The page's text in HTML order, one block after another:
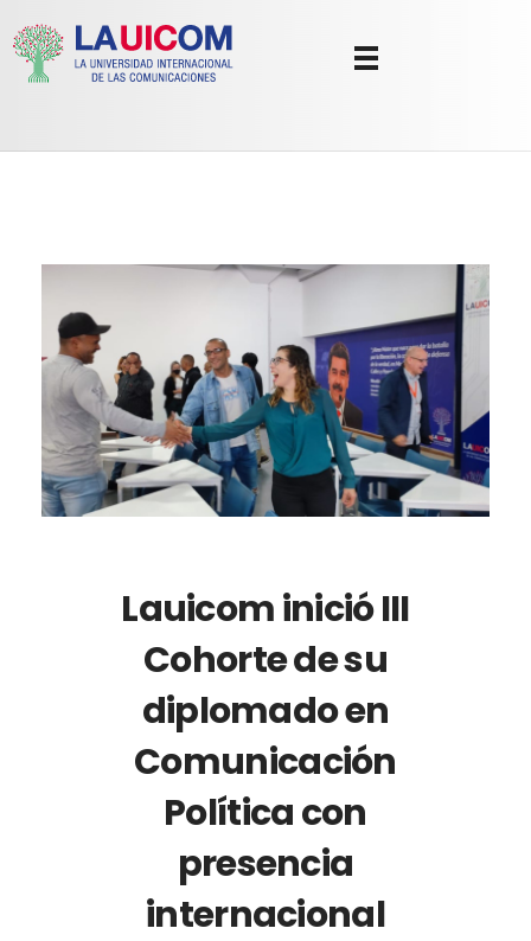
Lauicom inició III
Cohorte de su
diplomado en
Comunicación
Política con
presencia
internacional